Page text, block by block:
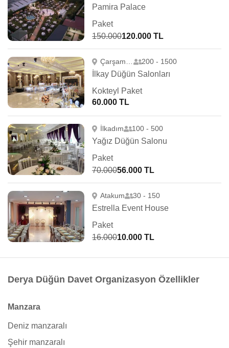
Pamira Palace
Paket
150.000120.000 TL
200 - 1500
İlkay Düğün Salonları
Kokteyl Paket
60.000 TL
İlkadım 100 - 500
Yağız Düğün Salonu
Paket
70.00056.000 TL
Atakum 30 - 150
Estrella Event House
Paket
16.00010.000 TL
Derya Düğün Davet Organizasyon Özellikler
Manzara
Deniz manzaralı
Şehir manzaralı